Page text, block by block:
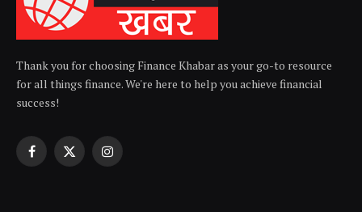
Thank you for choosing Finance Khabar as your go-to resource
for all things finance. We're here to help you achieve financial
success!
Facebook
X
Instagram